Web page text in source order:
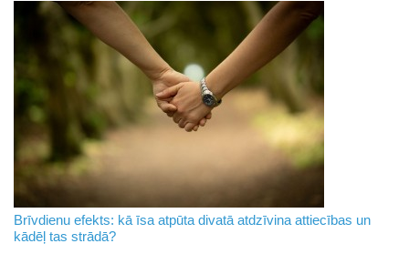
Brīvdienu efekts: kā īsa atpūta divatā atdzīvina attiecības un
kādēļ tas strādā?